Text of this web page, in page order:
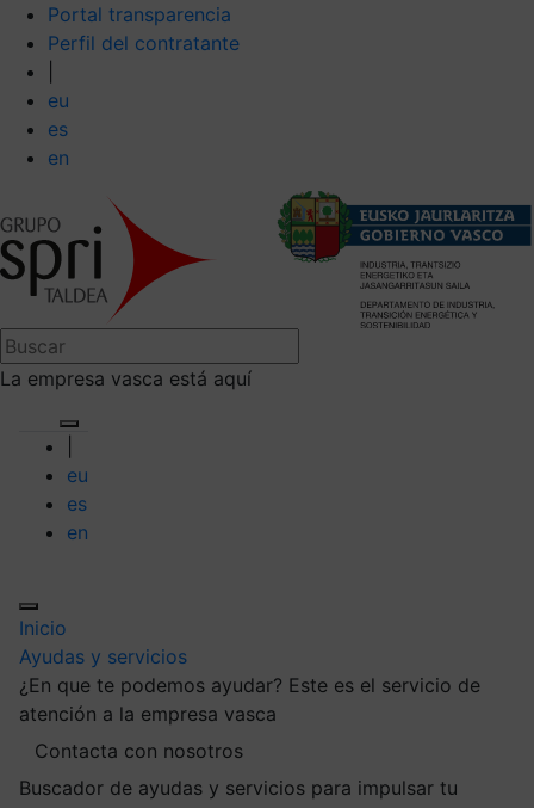
Portal transparencia
Perfil del contratante
eu
es
en
La empresa vasca está aquí
eu
es
en
Inicio
Ayudas y servicios
¿En que te podemos ayudar? Este es el servicio de
atención a la empresa vasca
Contacta con nosotros
Buscador de ayudas y servicios para impulsar tu